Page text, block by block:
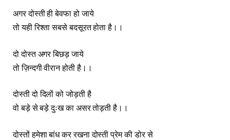
अगर दोस्ती ही बेवफा हो जाये
तो यही रिश्ता सबसे बदसूरत होता है।।
दो दोस्त अगर बिछड़ जाये
तो ज़िन्दगी वीरान होती है।।
दोस्ती दो दिलों को जोड़ती है
वो बड़े से बड़े दुःख का असर तोड़ती है।।
दोस्तों हमेशा बांध कर रखना दोस्ती प्रेम की डोर से